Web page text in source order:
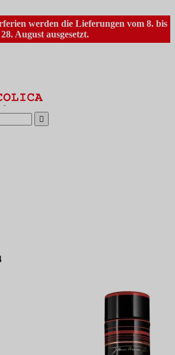
werden die Lieferungen vom 8. bis
28. August ausgesetzt.
